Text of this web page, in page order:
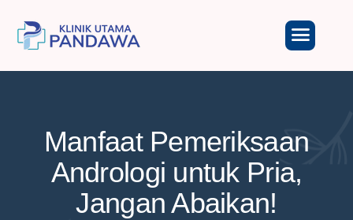
Manfaat Pemeriksaan
Andrologi untuk Pria,
Jangan Abaikan!